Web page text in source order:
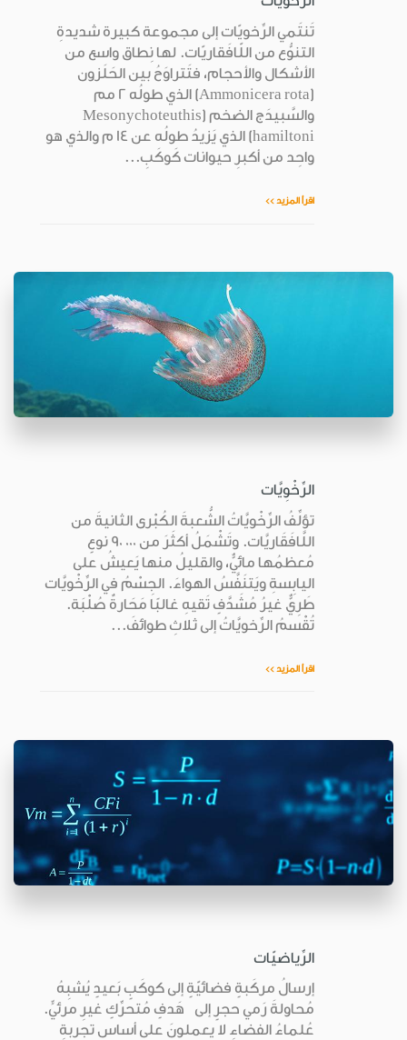
تَنتَمي الرِّخويّات إلى مجموعة كبيرة شديدةِ
التنوُّع من اللّافَقاريّات. لها نِطاق واسع من
الأشكال والأحجام، فتَتراوَحُ بين الحَلَزون
(Ammonicera rota) الذي طولُه 2 مم
والسَّبيدَج الضخم (Mesonychoteuthis
hamiltoni) الذي يَزيدُ طولُه عن 14 م والذي هو
واحِد من أكبرِ حيوانات كَوكَبِ...
اقرأ المزيد >>
الرِّخْوِيَّات
تؤلِّفُ الرِّخْويَّاتُ الشُّعبةَ الكُبْرى الثانيةَ من
اللَّافَقَاريَّات. وتَشْمَلُ أكثَرَ من 000 90 نوعٍ
مُعظمُها مائيٌّ، والقليلُ منها يَعيشُ على
اليابِسةِ ويَتنَفَّسُ الهواءَ. الجِسْمُ في الرِّخْويَّات
طَرِيٌّ غيرُ مُشَدَّفٍ تَقيهِ غالبًا مَحَارةٌ صُلْبَة.
تُقْسمُ الرِّخويَّاتُ إلى ثلاثِ طوائفَ...
اقرأ المزيد >>
الرِّياضيّات
إرسالُ مركَبةٍ فضائيّةٍ إلى كوكَبٍ بَعيدٍ يُشبِهُ
مُحاولةَ رَمي حجرٍ إلى هَدفٍ مُتحرِّكٍ غيرِ مرئيٍّ.
عُلماءُ الفضاءِ لا يعملونَ على أساس تجربةِ